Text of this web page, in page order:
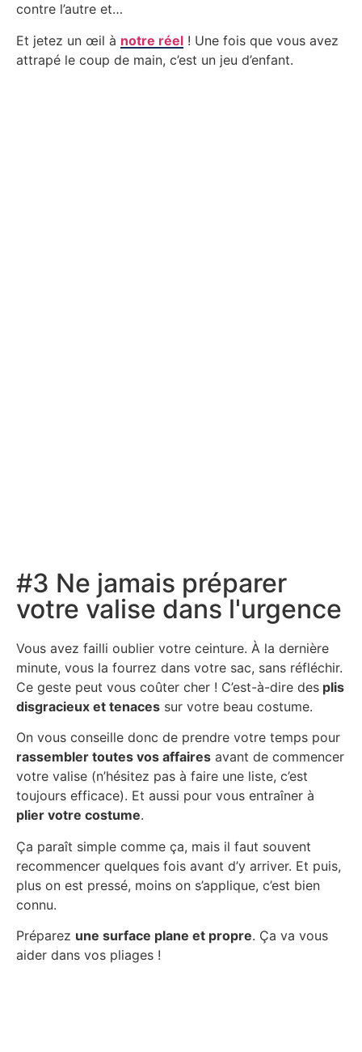
contre l’autre et…
Et jetez un œil à notre réel ! Une fois que vous avez
attrapé le coup de main, c’est un jeu d’enfant.
#3 Ne jamais préparer
votre valise dans l'urgence
Vous avez failli oublier votre ceinture. À la dernière
minute, vous la fourrez dans votre sac, sans réfléchir.
Ce geste peut vous coûter cher ! C’est-à-dire des plis
disgracieux et tenaces sur votre beau costume.
On vous conseille donc de prendre votre temps pour
rassembler toutes vos affaires avant de commencer
votre valise (n’hésitez pas à faire une liste, c’est
toujours efficace). Et aussi pour vous entraîner à
plier votre costume.
Ça paraît simple comme ça, mais il faut souvent
recommencer quelques fois avant d’y arriver. Et puis,
plus on est pressé, moins on s’applique, c’est bien
connu.
Préparez une surface plane et propre. Ça va vous
aider dans vos pliages !